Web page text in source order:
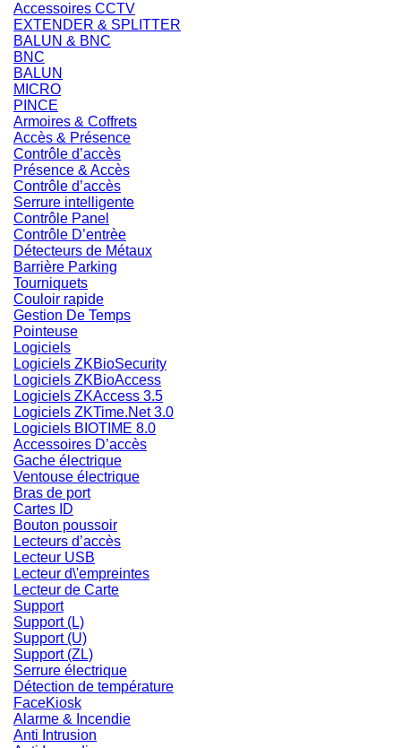
Accessoires CCTV
EXTENDER & SPLITTER
BALUN & BNC
BNC
BALUN
MICRO
PINCE
Armoires & Coffrets
Accès & Présence
Contrôle d’accès
Présence & Accès
Contrôle d’accès
Serrure intelligente
Contrôle Panel
Contrôle D’entrèe
Détecteurs de Métaux
Barrière Parking
Tourniquets
Couloir rapide
Gestion De Temps
Pointeuse
Logiciels
Logiciels ZKBioSecurity
Logiciels ZKBioAccess
Logiciels ZKAccess 3.5
Logiciels ZKTime.Net 3.0
Logiciels BIOTIME 8.0
Accessoires D’accès
Gache électrique
Ventouse électrique
Bras de port
Cartes ID
Bouton poussoir
Lecteurs d’accès
Lecteur USB
Lecteur d\'empreintes
Lecteur de Carte
Support
Support (L)
Support (U)
Support (ZL)
Serrure électrique
Détection de température
FaceKiosk
Alarme & Incendie
Anti Intrusion